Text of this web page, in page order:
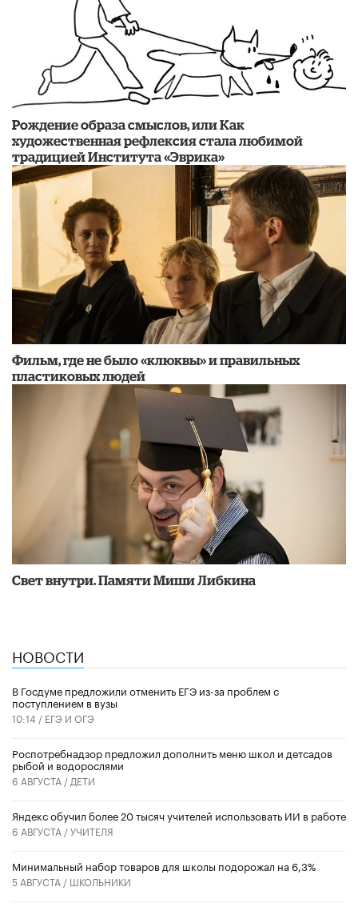
Рождение образа смыслов, или Как
художественная рефлексия стала любимой
традицией Института «Эврика»
Фильм, где не было «клюквы» и правильных
пластиковых людей
​Свет внутри. Памяти Миши Либкина
НОВОСТИ
В Госдуме предложили отменить ЕГЭ из-за проблем с
поступлением в вузы
10:14 / ЕГЭ И ОГЭ
Роспотребнадзор предложил дополнить меню школ и детсадов
рыбой и водорослями
6 АВГУСТА / ДЕТИ
​Яндекс обучил более 20 тысяч учителей использовать ИИ в работе
6 АВГУСТА /УЧИТЕЛЯ
Минимальный набор товаров для школы подорожал на 6,3%
5 АВГУСТА / ШКОЛЬНИКИ